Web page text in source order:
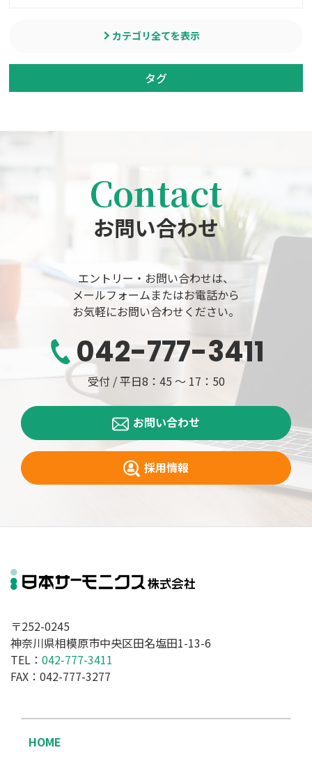
カテゴリ全てを表示
タグ
Contact
お問い合わせ
エントリー・お問い合わせは、
メールフォームまたはお電話から
お気軽にお問い合わせください。
042-777-3411
受付 / 平日8：45 ～ 17：50
お問い合わせ
採用情報
〒252-0245
神奈川県相模原市中央区田名塩田1-13-6
TEL： 042-777-3411
FAX：042-777-3277
HOME